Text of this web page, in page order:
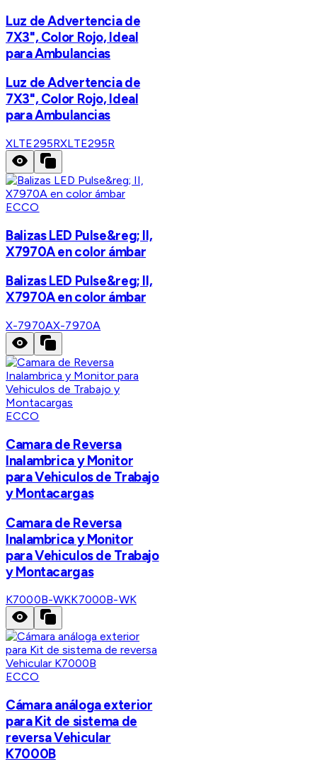
Luz de Advertencia de
7X3", Color Rojo, Ideal
para Ambulancias
Luz de Advertencia de
7X3", Color Rojo, Ideal
para Ambulancias
XLTE295RXLTE295R
ECCO
Balizas LED Pulse&reg; II,
X7970A en color ámbar
Balizas LED Pulse&reg; II,
X7970A en color ámbar
X-7970AX-7970A
ECCO
Camara de Reversa
Inalambrica y Monitor
para Vehiculos de Trabajo
y Montacargas
Camara de Reversa
Inalambrica y Monitor
para Vehiculos de Trabajo
y Montacargas
K7000B-WKK7000B-WK
ECCO
Cámara análoga exterior
para Kit de sistema de
reversa Vehicular
K7000B